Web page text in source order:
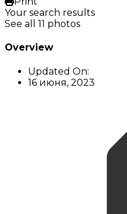
Your search results
See all 11 photos
Overview
Updated On:
16 июня, 2023